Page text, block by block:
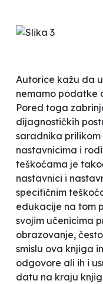
Autorice kažu da
nemamo podatke
Pored toga
dijagnostičkih
saradnika
nastavnicima i
teškoćama je
nastavnici i
specifičnim
edukacije na tom
svojim učenicima
obrazovanje,
smislu ova knjiga
odgovore ali ih i
datu na kraju